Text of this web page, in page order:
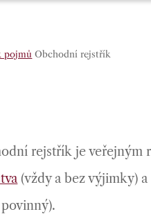
pojmů Obchodní rejstřík
rejstřík je veřejným
(vždy a bez výjimky)